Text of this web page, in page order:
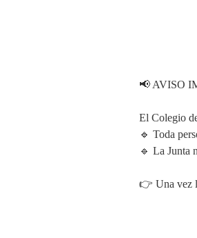
📢 AVISO
El Colegio
🔹 Toda
🔹 La Junta
👉 Una vez